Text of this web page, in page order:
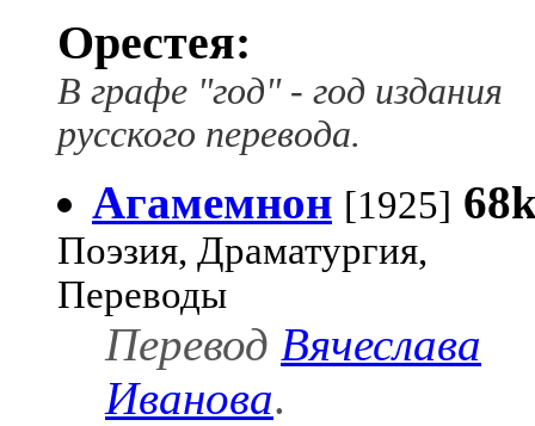
Орестея:
В графе "год" - год издания
русского перевода.
Агамемнон [1925]
Поэзия, Драматургия,
Переводы
Перевод Вячеслава
Иванова.